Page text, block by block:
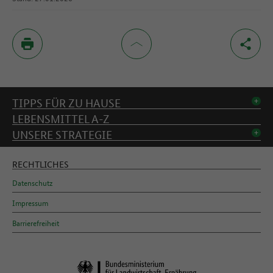
Inhaltsverzeichnis
TIPPS FÜR ZU HAUSE
LEBENSMITTEL A-Z
UNSERE STRATEGIE
RECHTLICHES
Datenschutz
Impressum
Barrierefreiheit